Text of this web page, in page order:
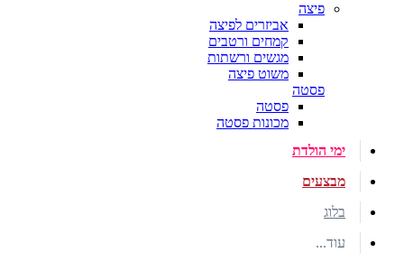
פיצה
אביזרים לפיצה
קמחים ורטבים
מגשים ורשתות
משוט פיצה
פסטה
פסטה
מכונות פסטה
ימי הולדת
מבצעים
בלוג
עוד...